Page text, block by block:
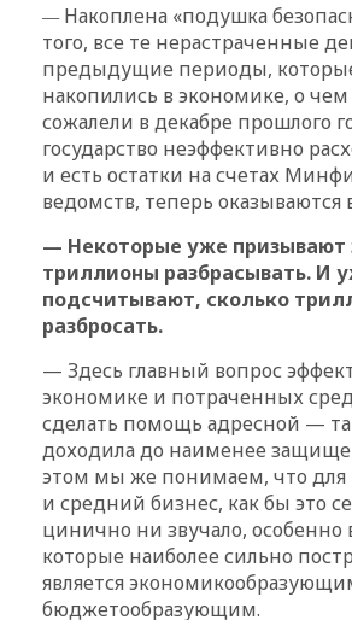
—Накоплена «подушка
того, все те нерастраченные
предыдущие периоды,
накопились в экономике, о
сожалели в декабре прошлого
государство неэффективно
и есть остатки на счетах
ведомств, теперь оказываются
— Некоторые уже призывают
триллионы разбрасывать. И
подсчитывают, сколько
разбросать.
— Здесь главный вопрос
экономике и потраченных
сделать помощь адресной —
доходила до наименее
этом мы же понимаем, что для
и средний бизнес, как бы это
цинично ни звучало, особенно
которые наиболее сильно
является
бюджетообразующим.